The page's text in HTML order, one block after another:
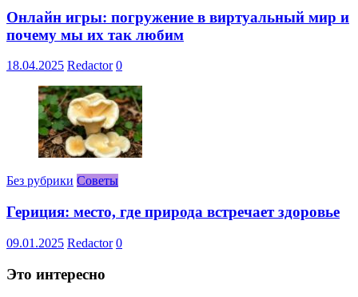
Онлайн игры: погружение в виртуальный мир и
почему мы их так любим
18.04.2025 Redactor 0
Без рубрики Советы
Гериция: место, где природа встречает здоровье
09.01.2025 Redactor 0
Это интересно